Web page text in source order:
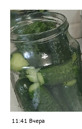
ритме тает. И ты,
Удобен и не опасен.
смотреть и слушать
душу, Но ты жить
Что-то менять в
что подсунут тебе.
них в раю. А рядом с
11:41 Вчера